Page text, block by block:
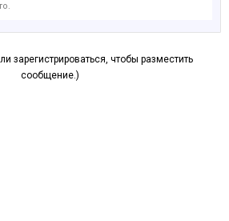
зарегистрироваться, чтобы разместить
сообщение.)